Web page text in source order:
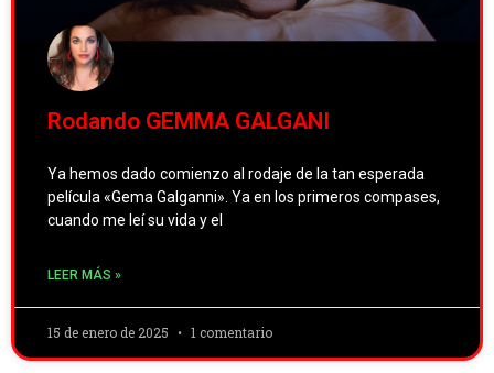
Rodando GEMMA GALGANI
Ya hemos dado comienzo al rodaje de la tan esperada
película «Gema Galganni». Ya en los primeros compases,
cuando me leí su vida y el
LEER MÁS »
15 de enero de 2025 1 comentario